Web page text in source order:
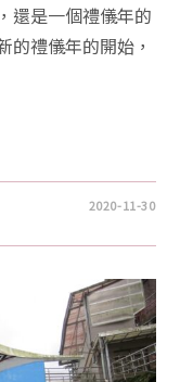
還是一個禮儀年的
的禮儀年的開始，
2020-11-30